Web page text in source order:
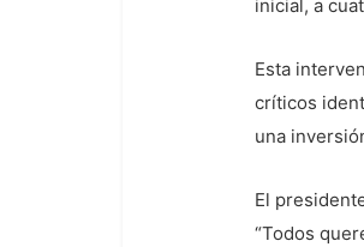
inicial, a
Esta
críticos
una
El
“Todos